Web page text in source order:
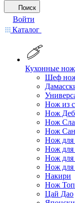
Поиск
Войти
Каталог
Кухонные
Шеф
Нож из
Нож
Нож
Нож
Нож для
Нож для
Нож
Нож для
Накири
Нож
Цай Дао